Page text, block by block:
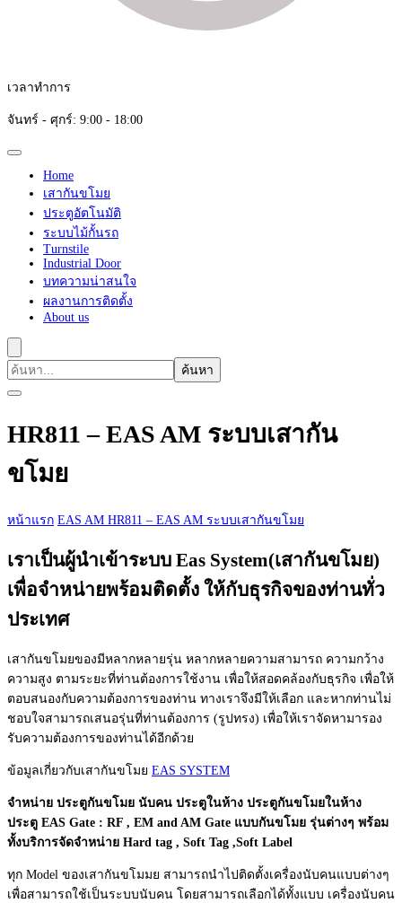
เวลาทำการ
จันทร์ - ศุกร์: 9:00 - 18:00
Home
เสากันขโมย
ประตูอัตโนมัติ
ระบบไม้กั้นรถ
Turnstile
Industrial Door
บทความน่าสนใจ
ผลงานการติดตั้ง
About us
ค้นหา
HR811 – EAS AM ระบบเสากัน
ขโมย
หน้าแรก EAS AM HR811 – EAS AM ระบบเสากันขโมย
เราเป็นผู้นำเข้าระบบ Eas System(เสากันขโมย)
เพื่อจำหน่ายพร้อมติดตั้ง ให้กับธุรกิจของท่านทั่ว
ประเทศ
เสากันขโมยของมีหลากหลายรุ่น หลากหลายความสามารถ ความกว้าง
ความสูง ตามระยะที่ท่านต้องการใช้งาน เพื่อให้สอดคล้องกับธุรกิจ เพื่อให้
ตอบสนองกับความต้องการของท่าน ทางเราจึงมีให้เลือก และหากท่านไม่
ชอบใจสามารถเสนอรุ่นที่ท่านต้องการ (รูปทรง) เพื่อให้เราจัดหามารอง
รับความต้องการของท่านได้อีกด้วย
ข้อมูลเกี่ยวกับเสากันขโมย EAS SYSTEM
จำหน่าย ประตูกันขโมย นับคน ประตูในห้าง ประตูกันขโมยในห้าง
ประตู EAS Gate : RF , EM and AM Gate แบบกันขโมย รุ่นต่างๆ พร้อม
ทั้งบริการจัดจำหน่าย Hard tag , Soft Tag ,Soft Label
ทุก Model ของเสากันขโมมย สามารถนำไปติดตั้งเครื่องนับคนแบบต่างๆ
เพื่อสามารถใช้เป็นระบบนับคน โดยสามารถเลือกได้ทั้งแบบ เครื่องนับคน